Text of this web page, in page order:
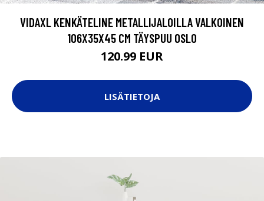
VIDAXL KENKÄTELINE METALLIJALOILLA VALKOINEN
106X35X45 CM TÄYSPUU OSLO
120.99 EUR
LISÄTIETOJA